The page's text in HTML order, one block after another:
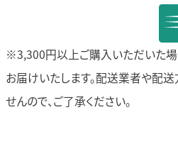
※3,300円以上ご購入いただいた
お届けいたします。配送業者や配
せんので、ご了承ください。